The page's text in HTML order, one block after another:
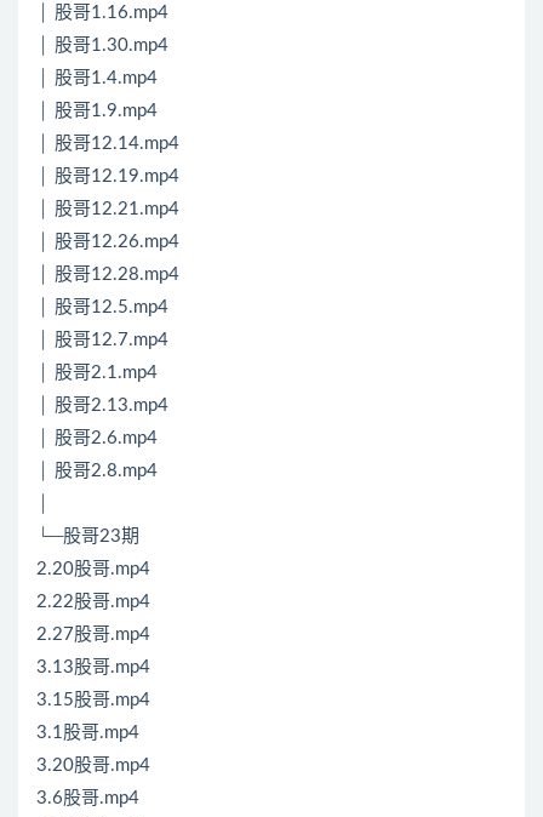
│ 股哥1.16.mp4
│ 股哥1.30.mp4
│ 股哥1.4.mp4
│ 股哥1.9.mp4
│ 股哥12.14.mp4
│ 股哥12.19.mp4
│ 股哥12.21.mp4
│ 股哥12.26.mp4
│ 股哥12.28.mp4
│ 股哥12.5.mp4
│ 股哥12.7.mp4
│ 股哥2.1.mp4
│ 股哥2.13.mp4
│ 股哥2.6.mp4
│ 股哥2.8.mp4
└─股哥23期
2.20股哥.mp4
2.22股哥.mp4
2.27股哥.mp4
3.13股哥.mp4
3.15股哥.mp4
3.1股哥.mp4
3.20股哥.mp4
3.6股哥.mp4